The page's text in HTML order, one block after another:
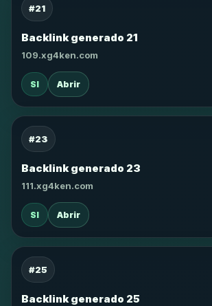
#21
Backlink generado 21
109.xg4ken.com
SI Abrir
#23
Backlink generado 23
111.xg4ken.com
SI Abrir
#25
Backlink generado 25